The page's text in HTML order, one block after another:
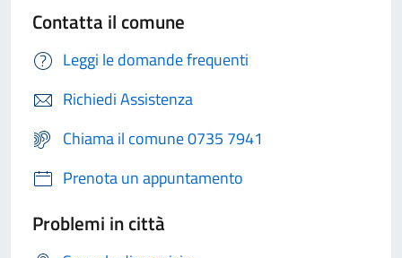
Contatta il comune
Leggi le domande frequenti
Richiedi Assistenza
Chiama il comune 0735 7941
Prenota un appuntamento
Problemi in città